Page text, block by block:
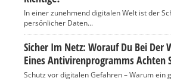
In einer zunehmend digitalen Welt ist der
persönlicher Daten...
Sicher Im Netz: Worauf Du Bei Der
Eines Antivirenprogramms Achten
Schutz vor digitalen Gefahren – Warum ein